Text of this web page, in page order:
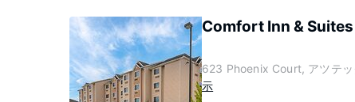
Comfort Inn &
623 Phoenix Court, アツテ
示